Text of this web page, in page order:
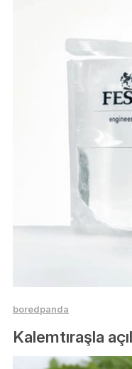
boredpanda
Kalemtıraşla